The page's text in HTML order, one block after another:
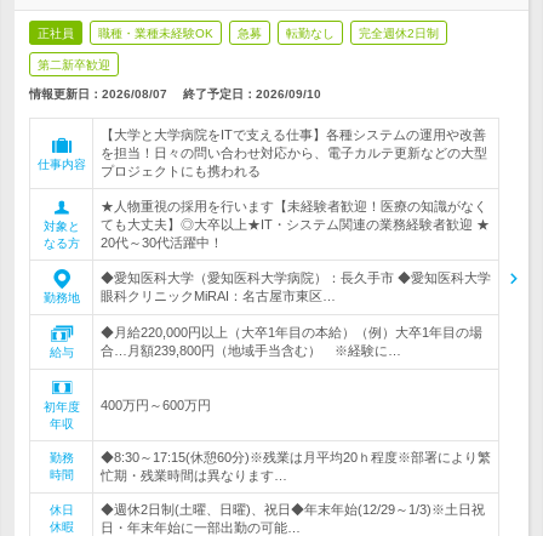
正社員 職種・業種未経験OK 急募 転勤なし 完全週休2日制
第二新卒歓迎
情報更新日：2026/08/07 終了予定日： 2026/09/10
仕事内容
【大学と大学病院をITで支える仕事】各種システムの運用や改善
を担当！日々の問い合わせ対応から、電子カルテ更新などの大型
プロジェクトにも携われる
対象と
なる方
★人物重視の採用を行います【未経験者歓迎！医療の知識がなく
ても大丈夫】◎大卒以上★IT・システム関連の業務経験者歓迎 ★
20代～30代活躍中！
勤務地
◆愛知医科大学（愛知医科大学病院）：長久手市 ◆愛知医科大学
眼科クリニックMiRAI：名古屋市東区…
給与
◆月給220,000円以上（大卒1年目の本給）（例）大卒1年目の場
合…月額239,800円（地域手当含む） ※経験に…
初年度
年収
400万円～600万円
勤務
時間
◆8:30～17:15(休憩60分)※残業は月平均20ｈ程度※部署により繁
忙期・残業時間は異なります…
休日
休暇
◆週休2日制(土曜、日曜)、祝日◆年末年始(12/29～1/3)※土日祝
日・年末年始に一部出勤の可能…